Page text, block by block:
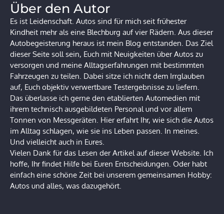
Über den Autor
Es ist Leidenschaft. Autos sind für mich seit frühester
Kindheit mehr als eine Blechburg auf vier Rädern. Aus dieser
Autobegeisterung heraus ist mein Blog entstanden. Das Ziel
dieser Seite soll sein, Euch mit Neuigkeiten über Autos zu
versorgen und meine Alltagserfahrungen mit bestimmten
Fahrzeugen zu teilen. Dabei sitze ich nicht dem Irrglauben
auf, Euch objektiv verwertbare Testergebnisse zu liefern.
Das überlasse ich gerne den etablierten Automedien mit
ihrem technisch ausgebildeten Personal und vor allem
Tonnen von Messgeräten. Hier erfahrt Ihr, wie sich die Autos
im Alltag schlagen, wie sie ins Leben passen. In meines.
Und vielleicht auch in Eures.
Vielen Dank für das Lesen der Artikel auf dieser Website. Ich
hoffe, Ihr findet Hilfe bei Euren Entscheidungen. Oder habt
einfach eine schöne Zeit bei unserem gemeinsamen Hobby:
Autos und alles, was dazugehört.